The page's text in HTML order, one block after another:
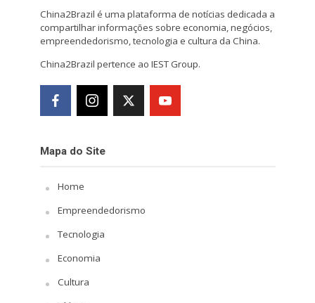
China2Brazil é uma plataforma de notícias dedicada a
compartilhar informações sobre economia, negócios,
empreendedorismo, tecnologia e cultura da China.
China2Brazil pertence ao IEST Group.
Mapa do Site
Home
Empreendedorismo
Tecnologia
Economia
Cultura